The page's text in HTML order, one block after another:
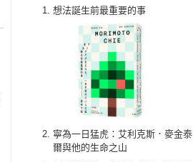
想法誕生前最重要的事
寧為一日猛虎：艾利克斯．麥金泰
爾與他的生命之山